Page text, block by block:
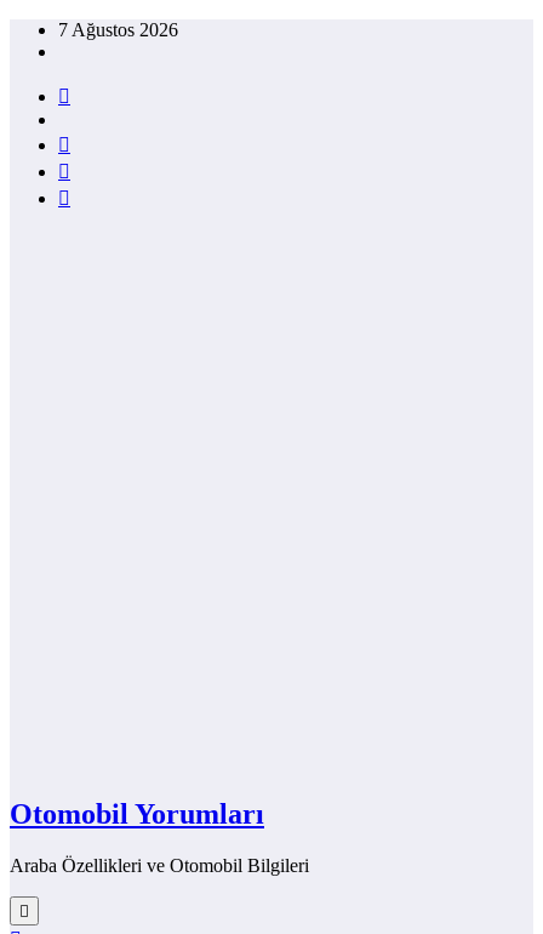
İçeriğe7 Ağustos 2026
Otomobil Yorumları
Araba Özellikleri ve Otomobil Bilgileri